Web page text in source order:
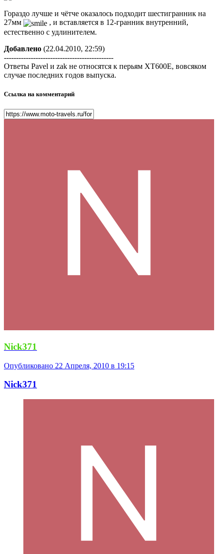
Гораздо лучше и чётче оказалось подходит шестигранник на
27мм
, и вставляется в 12-гранник внутренний,
естественно с удлинителем.
Добавлено (22.04.2010, 22:59)
---------------------------------------------
Ответы Pavel и zak не относятся к перьям ХТ600Е, вовсяком
случае последних годов выпуска.
Ссылка на комментарий
Nick371
Опубликовано 22 Апреля, 2010 в 19:15
Nick371